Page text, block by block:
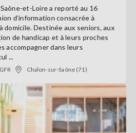
et-Loire a reporté au 16
d’information consacrée à
domicile. Destinée aux seniors, aux
de handicap et à leurs proches
accompagner dans leurs
...
Chalon-sur-Saône (71)